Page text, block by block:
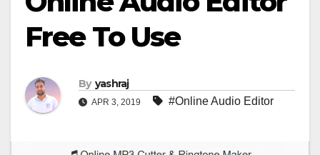
Free To Use
By yashraj
APR 3, 2019 #Online Audio Editor